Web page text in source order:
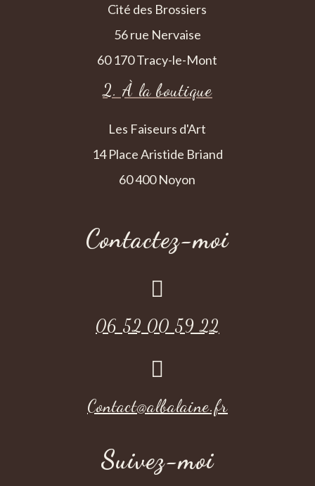
Cité des Brossiers
56 rue Nervaise
60 170 Tracy-le-Mont
2. À la boutique
Les Faiseurs d'Art
14 Place Aristide Briand
60 400 Noyon
Contactez-moi

06 52 00 59 22

Contact@albalaine.fr
Suivez-moi